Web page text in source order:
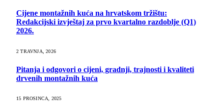
Cijene montažnih kuća na hrvatskom tržištu:
Redakcijski izvještaj za prvo kvartalno razdoblje (Q1)
2026.
2 TRAVNJA, 2026
Pitanja i odgovori o cijeni, gradnji, trajnosti i kvaliteti
drvenih montažnih kuća
15 PROSINCA, 2025